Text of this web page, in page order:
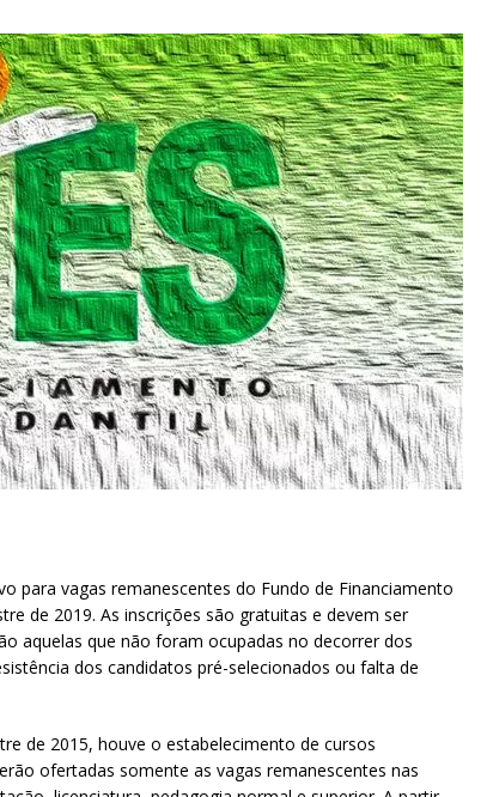
para vagas remanescentes do Fundo de Financiamento
de 2019. As inscrições são gratuitas e devem ser
aquelas que não foram ocupadas no decorrer dos
dos candidatos pré-selecionados ou falta de
de 2015, houve o estabelecimento de cursos
ofertadas somente as vagas remanescentes nas